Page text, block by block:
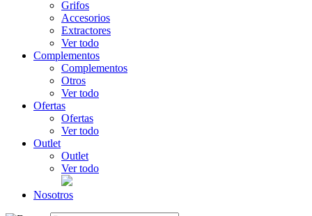
Grifos
Accesorios
Extractores
Ver todo
Complementos
Complementos
Otros
Ver todo
Ofertas
Ofertas
Ver todo
Outlet
Outlet
Ver todo
Nosotros